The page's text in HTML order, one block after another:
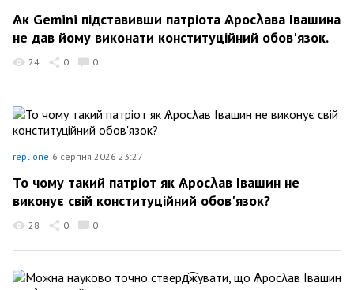
Ѧк Gemini підставивши патріота Ѧросλава Івашина
не дав йому виконати конституційний обов'язок.
24 0 0
repl one 6 серпня 2026 23:27
То чому такий патріот як Ѧросλав Івашин не
виконує свій конституційний обов'язок?
28 0 0